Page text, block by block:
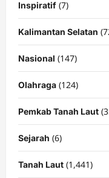
Inspiratif (7)
Kalimantan Selatan
Nasional (147)
Olahraga (124)
Pemkab Tanah Laut
Sejarah (6)
Tanah Laut (1,441)